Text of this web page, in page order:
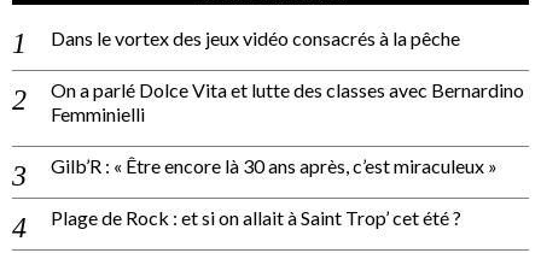
Dans le vortex des jeux vidéo consacrés à la pêche
On a parlé Dolce Vita et lutte des classes avec Bernardino
Femminielli
Gilb’R : « Être encore là 30 ans après, c’est miraculeux »
Plage de Rock : et si on allait à Saint Trop’ cet été ?